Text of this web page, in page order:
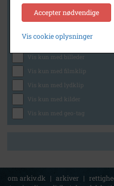
Generelt
Vis kun med billeder
Vis kun med filmklip
Vis kun med lydklip
Vis kun med kilder
Vis kun med geo-tag
om arkiv.dk | arkiver |
Accepter nødvendige
Vis cookie oplysninger